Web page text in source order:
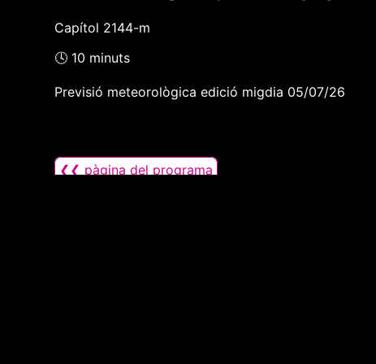
Capítol 2144-m
🕓 10 minuts
Previsió meteorològica edició migdia 05/07/26
❮❮ pàgina del programa